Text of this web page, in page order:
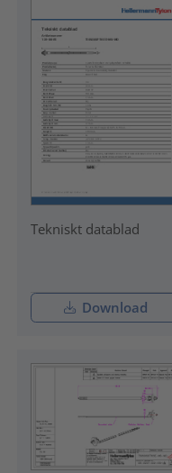
Tekniskt datablad
Download